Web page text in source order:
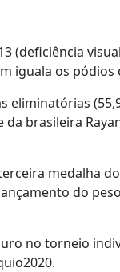
iguala os pódios
eliminatórias
brasileira
medalha
do
no torneio